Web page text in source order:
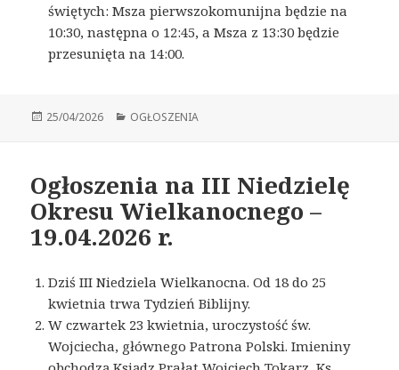
świętych: Msza pierwszokomunijna będzie na
10:30, następna o 12:45, a Msza z 13:30 będzie
przesunięta na 14:00.
Opublikowano
25/04/2026 Kategorie
OGŁOSZENIA
Ogłoszenia na III Niedzielę
Okresu Wielkanocnego –
19.04.2026 r.
Dziś III Niedziela Wielkanocna. Od 18 do 25
kwietnia trwa Tydzień Biblijny.
W czwartek 23 kwietnia, uroczystość św.
Wojciecha, głównego Patrona Polski. Imieniny